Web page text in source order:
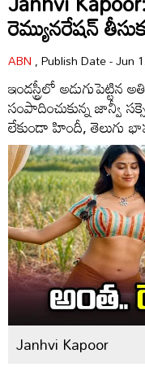
రెమ్యునరేషన్
ABN, Publish Date - Jun
ఇండస్ట్రీలో
సంపాదించుకున్న జాన్వీ
లేకుండా హిందీ, తెలుగు
Janhvi Kapoor